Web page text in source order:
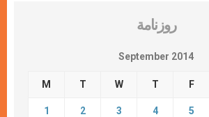
روزنامة
September 2014
M T W T F
1 2 3 4 5